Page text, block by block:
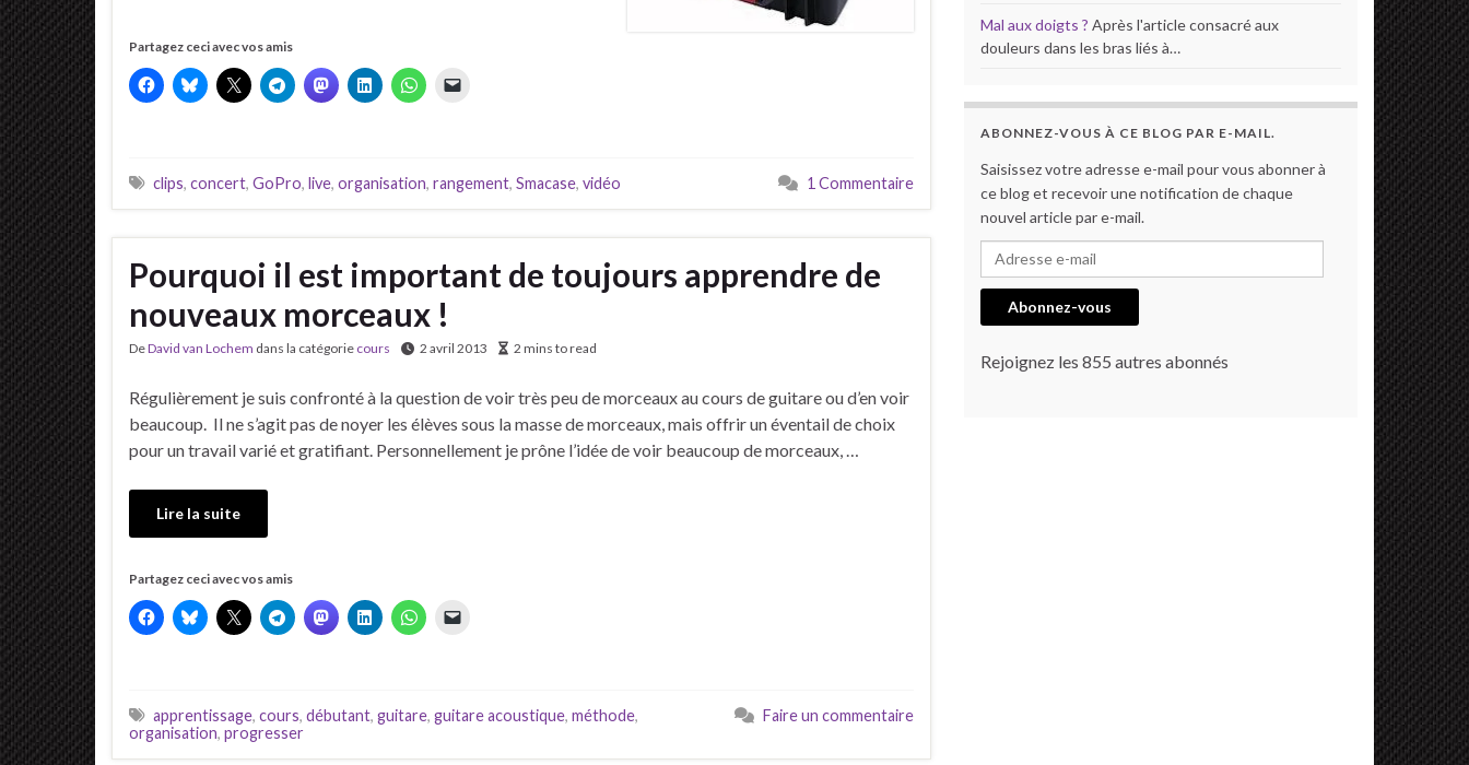
Partagez ceci avec vos amis
clips, concert, GoPro, live, organisation, rangement, Smacase, vidéo 1 Commentaire
Pourquoi il est important de toujours apprendre de
nouveaux morceaux !
DeDavid van Lochem dans la catégorie cours 2 avril 2013 2 mins to read
Régulièrement je suis confronté à la question de voir très peu de morceaux au cours de guitare ou d’en voir
beaucoup. Il ne s’agit pas de noyer les élèves sous la masse de morceaux, mais offrir un éventail de choix
pour un travail varié et gratifiant. Personnellement je prône l’idée de voir beaucoup de morceaux, …
Lire la suite
Partagez ceci avec vos amis
apprentissage, cours, débutant, guitare, guitare acoustique, méthode,
organisation, progresser
Faire un commentaire
Mal aux doigts ? Après l'article consacré aux
douleurs dans les bras liés à…
ABONNEZ-VOUS À CE BLOG PAR E-MAIL.
Saisissez votre adresse e-mail pour vous abonner à
ce blog et recevoir une notification de chaque
nouvel article par e-mail.
Adresse e-mail
Abonnez-vous
Rejoignez les 855 autres abonnés